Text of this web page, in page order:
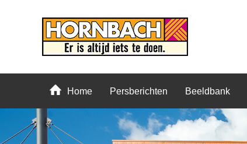
Home Persberichten Beeldbank